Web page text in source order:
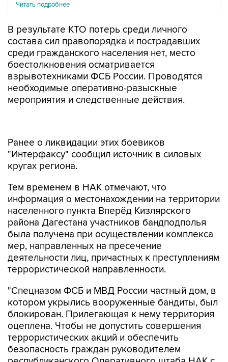
Читать подробнее
В результате КТО потерь среди личного
состава сил правопорядка и пострадавших
среди гражданского населения нет, место
боестолкновения осматривается
взрывотехниками ФСБ России. Проводятся
необходимые оперативно-разыскные
мероприятия и следственные действия.
кругах региона.
Тем временем в НАК отмечают, что
населенного пункта Вперёд Кизлярского
района Дагестана участников бандподполья
была получена при осуществлении комплекса
мер, направленных на пресечение
деятельности лиц, причастных к преступлениям
террористической направленности.
"Спецназом ФСБ и МВД России частный дом, в
блокирован. Прилегающая к нему территория
оцеплена. Чтобы не допустить совершения
террористических акций и обеспечить
безопасность граждан руководителем
республиканского Оперативного штаба НАК с
9:15 введен правовой режим